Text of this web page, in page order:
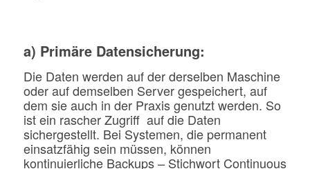
a) Primäre Datensicherung:
Die Daten werden auf der derselben Maschine
oder auf demselben Server gespeichert, auf
dem sie auch in der Praxis genutzt werden. So
ist ein rascher Zugriff auf die Daten
sichergestellt. Bei Systemen, die permanent
einsatzfähig sein müssen, können
kontinuierliche Backups – Stichwort Continuous